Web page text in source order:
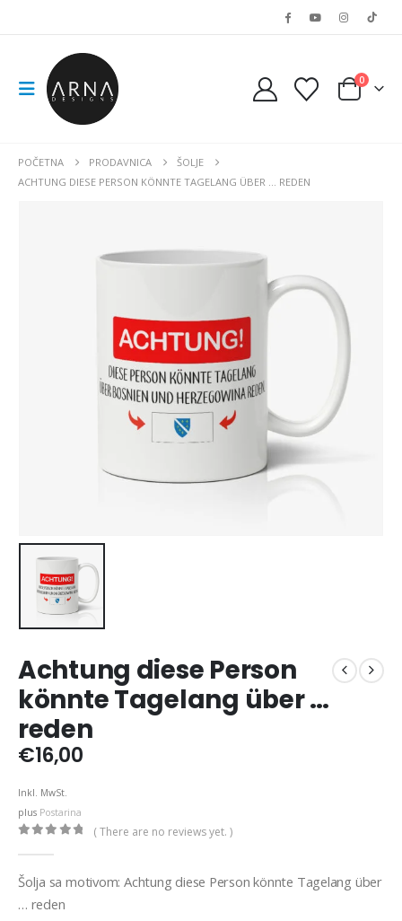
0
POČETNA PRODAVNICA
ŠOLJE
ACHTUNG DIESE PERSON KÖNNTE TAGELANG ÜBER … REDEN
Achtung diese Person
könnte Tagelang über …
reden
€16,00
Inkl. MwSt.
plus Postarina
( There are no reviews yet. )
Šolja sa motivom: Achtung diese Person könnte Tagelang über
… reden